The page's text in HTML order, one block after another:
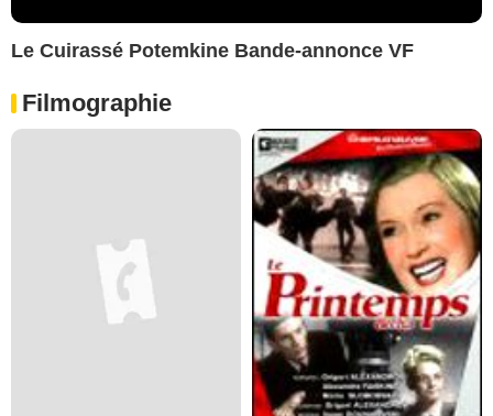
Le Cuirassé Potemkine Bande-annonce VF
Filmographie